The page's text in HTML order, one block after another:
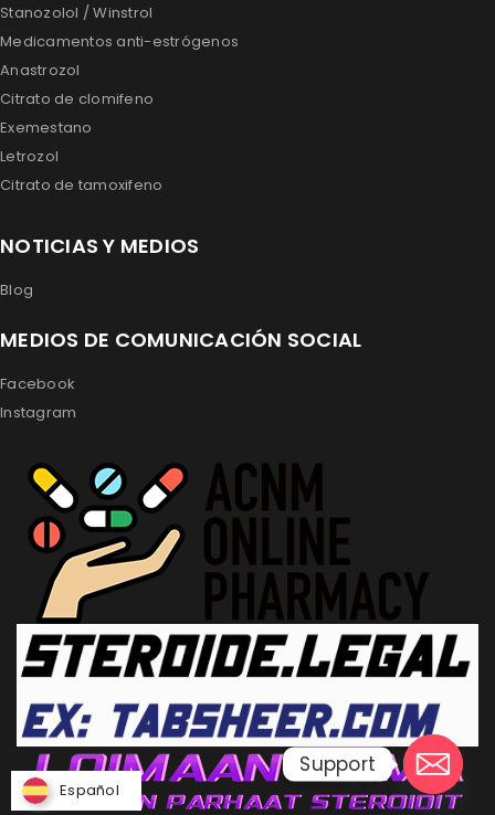
Stanozolol / Winstrol
Medicamentos anti-estrógenos
Anastrozol
Citrato de clomifeno
Exemestano
Letrozol
Citrato de tamoxifeno
NOTICIAS Y MEDIOS
Blog
MEDIOS DE COMUNICACIÓN SOCIAL
Facebook
Instagram
Español
Español
Support